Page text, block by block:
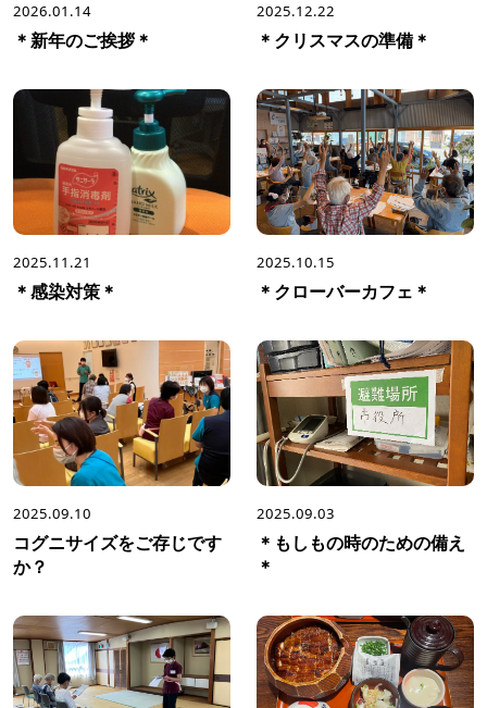
2026.01.14
＊新年のご挨拶＊
2025.12.22
＊クリスマスの準備＊
2025.11.21
＊感染対策＊
2025.10.15
＊クローバーカフェ＊
2025.09.10
コグニサイズをご存じです
か？
2025.09.03
＊もしもの時のための備え
＊